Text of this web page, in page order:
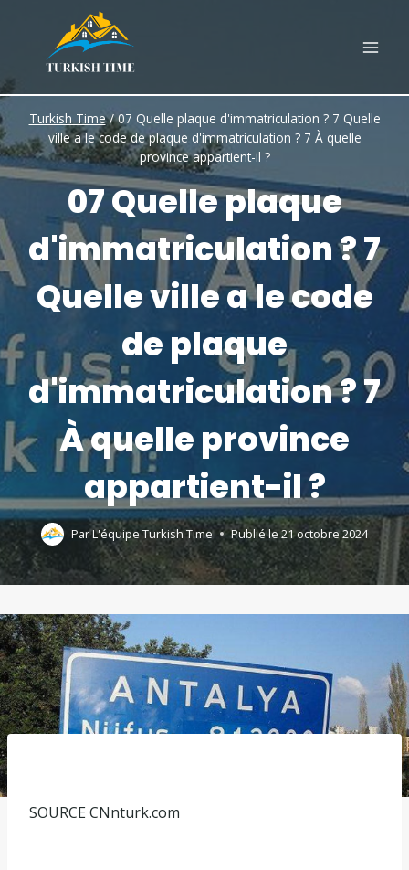
content
Turkish Time/07 Quelle plaque d'immatriculation ? 7 Quelle
ville a le code de plaque d'immatriculation ? 7 À quelle
province appartient-il ?
07 Quelle plaque
d'immatriculation ? 7
Quelle ville a le code
de plaque
d'immatriculation ? 7
À quelle province
appartient-il ?
Par L'équipe Turkish Time Publié le 21 octobre 2024
SOURCECNnturk.com